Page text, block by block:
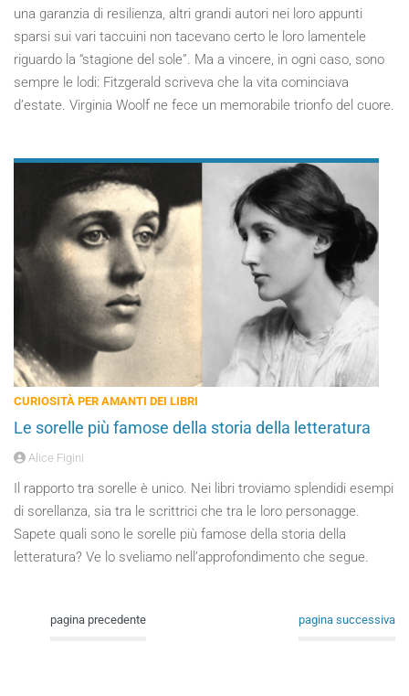
una garanzia di resilienza, altri grandi autori nei loro appunti
sparsi sui vari taccuini non tacevano certo le loro lamentele
riguardo la “stagione del sole”. Ma a vincere, in ogni caso, sono
sempre le lodi: Fitzgerald scriveva che la vita cominciava
d’estate. Virginia Woolf ne fece un memorabile trionfo del cuore.
CURIOSITÀ PER AMANTI DEI LIBRI
Le sorelle più famose della storia della letteratura
Alice Figini
Il rapporto tra sorelle è unico. Nei libri troviamo splendidi esempi
di sorellanza, sia tra le scrittrici che tra le loro personagge.
Sapete quali sono le sorelle più famose della storia della
letteratura? Ve lo sveliamo nell’approfondimento che segue.
pagina precedente pagina successiva